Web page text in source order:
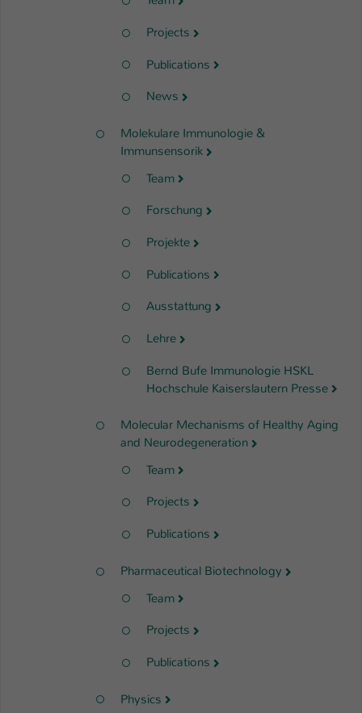
Projects
Publications
News
Molekulare Immunologie &
Immunsensorik
Team
Forschung
Projekte
Publications
Ausstattung
Lehre
Bernd Bufe Immunologie HSKL
Hochschule Kaiserslautern Presse
Molecular Mechanisms of Healthy Aging
and Neurodegeneration
Team
Projects
Publications
Pharmaceutical Biotechnology
Team
Projects
Publications
Physics